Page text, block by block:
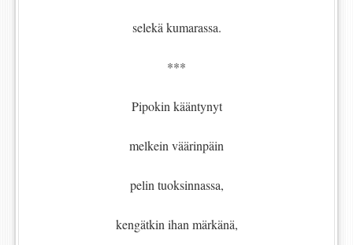
selekä kumarassa.
***
Pipokin kääntynyt
melkein väärinpäin
pelin tuoksinnassa,
kengätkin ihan märkänä,